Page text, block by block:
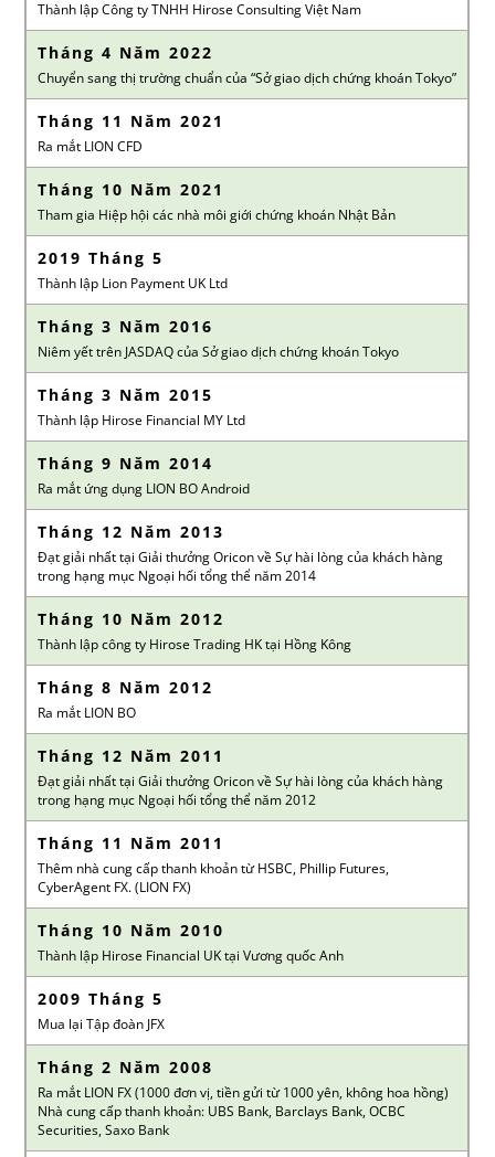
Thành lập Công ty TNHH Hirose Consulting Việt Nam
Tháng 4 Năm 2022
Chuyển sang thị trường chuẩn của “Sở giao dịch chứng khoán Tokyo”
Tháng 11 Năm 2021
Ra mắt LION CFD
Tháng 10 Năm 2021
Tham gia Hiệp hội các nhà môi giới chứng khoán Nhật Bản
2019 Tháng 5
Thành lập Lion Payment UK Ltd
Tháng 3 Năm 2016
Niêm yết trên JASDAQ của Sở giao dịch chứng khoán Tokyo
Tháng 3 Năm 2015
Thành lập Hirose Financial MY Ltd
Tháng 9 Năm 2014
Ra mắt ứng dụng LION BO Android
Tháng 12 Năm 2013
Đạt giải nhất tại Giải thưởng Oricon về Sự hài lòng của khách hàng
trong hạng mục Ngoại hối tổng thể năm 2014
Tháng 10 Năm 2012
Thành lập công ty Hirose Trading HK tại Hồng Kông
Tháng 8 Năm 2012
Ra mắt LION BO
Tháng 12 Năm 2011
Đạt giải nhất tại Giải thưởng Oricon về Sự hài lòng của khách hàng
trong hạng mục Ngoại hối tổng thể năm 2012
Tháng 11 Năm 2011
Thêm nhà cung cấp thanh khoản từ HSBC, Phillip Futures,
CyberAgent FX. (LION FX)
Tháng 10 Năm 2010
Thành lập Hirose Financial UK tại Vương quốc Anh
2009 Tháng 5
Mua lại Tập đoàn JFX
Tháng 2 Năm 2008
Ra mắt LION FX (1000 đơn vị, tiền gửi từ 1000 yên, không hoa hồng)
Nhà cung cấp thanh khoản: UBS Bank, Barclays Bank, OCBC
Securities, Saxo Bank